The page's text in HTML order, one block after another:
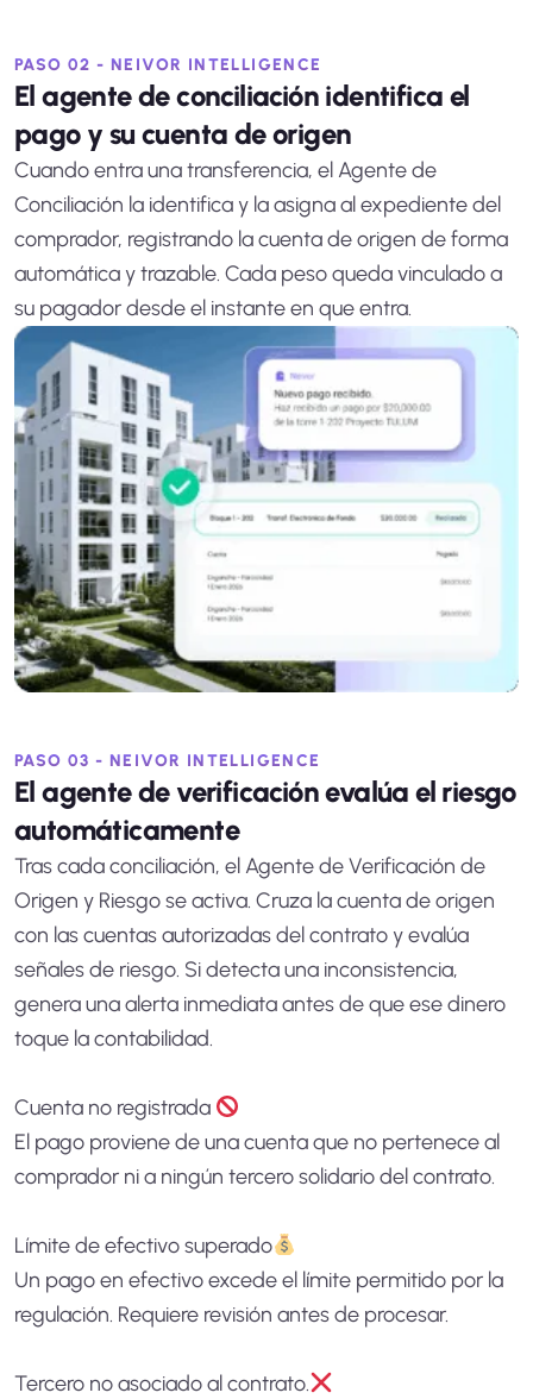
PASO 02 - NEIVOR INTELLIGENCE
El agente de conciliación identifica el
pago y su cuenta de origen
Cuando entra una transferencia, el Agente de
Conciliación la identifica y la asigna al expediente del
comprador, registrando la cuenta de origen de forma
automática y trazable. Cada peso queda vinculado a
su pagador desde el instante en que entra.
PASO 03 - NEIVOR INTELLIGENCE
El agente de verificación evalúa el riesgo
automáticamente
Tras cada conciliación, el Agente de Verificación de
Origen y Riesgo se activa. Cruza la cuenta de origen
con las cuentas autorizadas del contrato y evalúa
señales de riesgo. Si detecta una inconsistencia,
genera una alerta inmediata antes de que ese dinero
toque la contabilidad.
Cuenta no registrada
El pago proviene de una cuenta que no pertenece al
comprador ni a ningún tercero solidario del contrato.
Límite de efectivo superado
Un pago en efectivo excede el límite permitido por la
regulación. Requiere revisión antes de procesar.
Tercero no asociado al contrato.